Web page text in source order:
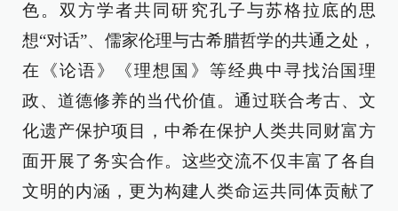
色。双方学者共同研究孔子与苏格拉底的思
想“对话”、儒家伦理与古希腊哲学的共通之处，
在《论语》《理想国》等经典中寻找治国理
政、道德修养的当代价值。通过联合考古、文
化遗产保护项目，中希在保护人类共同财富方
面开展了务实合作。这些交流不仅丰富了各自
文明的内涵，更为构建人类命运共同体贡献了